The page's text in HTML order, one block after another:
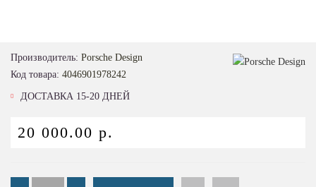
Производитель: Porsche Design
Код товара: 4046901978242
ДОСТАВКА 15-20 ДНЕЙ
20 000.00 р.